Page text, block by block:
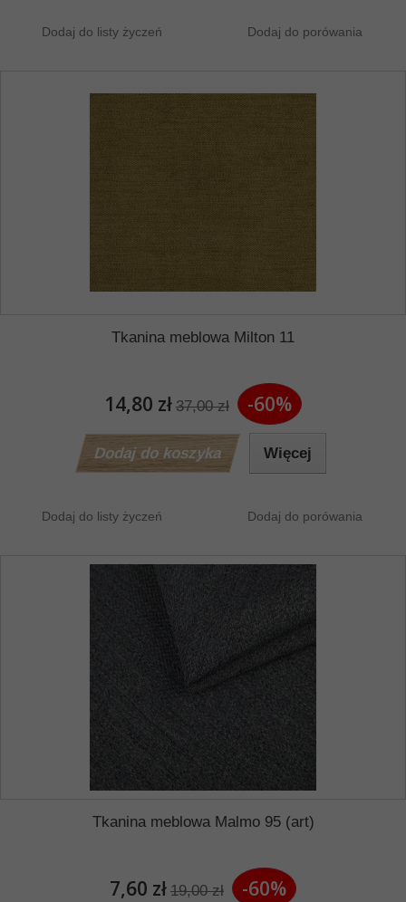
Dodaj do listy życzeń Dodaj do porówania
Tkanina meblowa Milton 11
14,80 zł 37,00 zł -60%
Dodaj do koszyka Więcej
Dodaj do listy życzeń Dodaj do porówania
Tkanina meblowa Malmo 95 (art)
7,60 zł 19,00 zł -60%